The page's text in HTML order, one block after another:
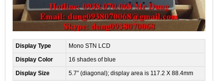
Display Type
Mono STN LCD
Display Color
16 shades of blue
Display Size
5.7” (diagonal); display area is 117.2 X 88.4mm